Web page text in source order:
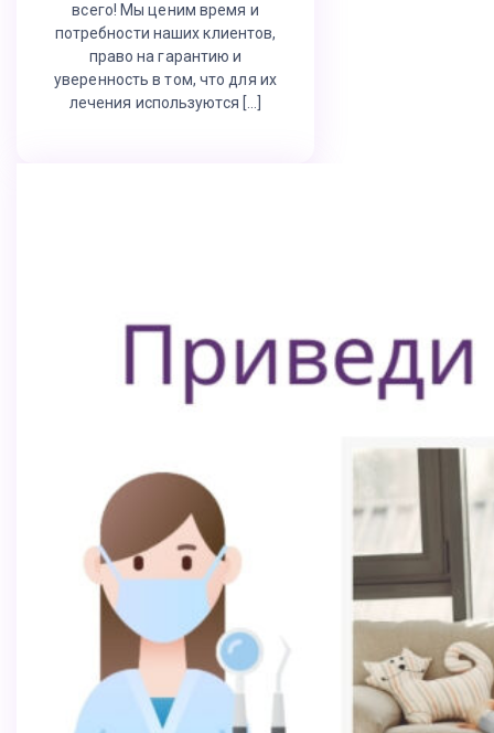
всего! Мы ценим время и
потребности наших клиентов,
право на гарантию и
уверенность в том, что для их
лечения используются […]